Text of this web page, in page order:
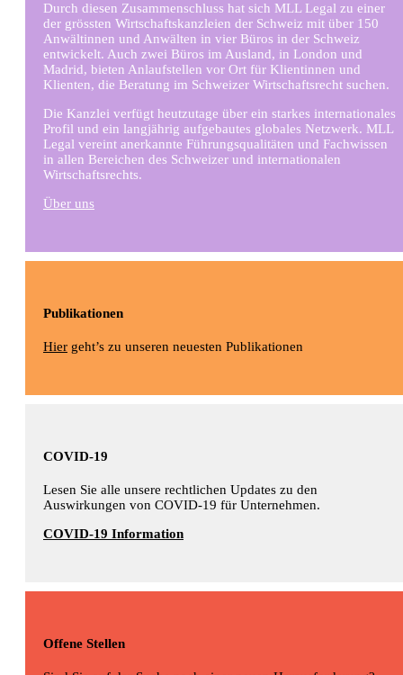
Durch diesen Zusammenschluss hat sich MLL Legal zu einer
der grössten Wirtschaftskanzleien der Schweiz mit über 150
Anwältinnen und Anwälten in vier Büros in der Schweiz
entwickelt. Auch zwei Büros im Ausland, in London und
Madrid, bieten Anlaufstellen vor Ort für Klientinnen und
Klienten, die Beratung im Schweizer Wirtschaftsrecht suchen.
Die Kanzlei verfügt heutzutage über ein starkes internationales
Profil und ein langjährig aufgebautes globales Netzwerk. MLL
Legal vereint anerkannte Führungsqualitäten und Fachwissen
in allen Bereichen des Schweizer und internationalen
Wirtschaftsrechts.
Über uns
Publikationen
Hier geht’s zu unseren neuesten Publikationen
COVID-19
Lesen Sie alle unsere rechtlichen Updates zu den
Auswirkungen von COVID-19 für Unternehmen.
COVID-19 Information
Offene Stellen